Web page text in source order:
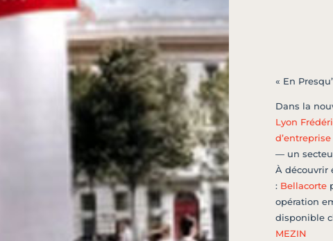
« En
Dans la
Lyon
d’entreprise
— un
À découvrir
: Bellacorte
opération
disponible
MEZIN